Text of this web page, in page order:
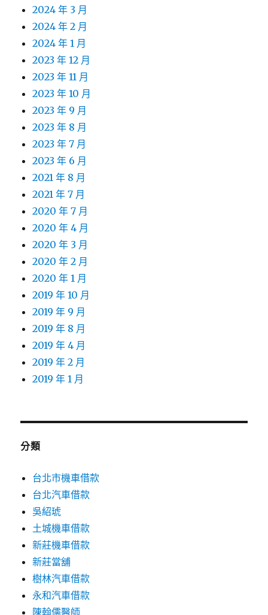
2024 年 3 月
2024 年 2 月
2024 年 1 月
2023 年 12 月
2023 年 11 月
2023 年 10 月
2023 年 9 月
2023 年 8 月
2023 年 7 月
2023 年 6 月
2021 年 8 月
2021 年 7 月
2020 年 7 月
2020 年 4 月
2020 年 3 月
2020 年 2 月
2020 年 1 月
2019 年 10 月
2019 年 9 月
2019 年 8 月
2019 年 4 月
2019 年 2 月
2019 年 1 月
分類
台北市機車借款
台北汽車借款
吳紹琥
土城機車借款
新莊機車借款
新莊當舖
樹林汽車借款
永和汽車借款
陳翰儒醫師